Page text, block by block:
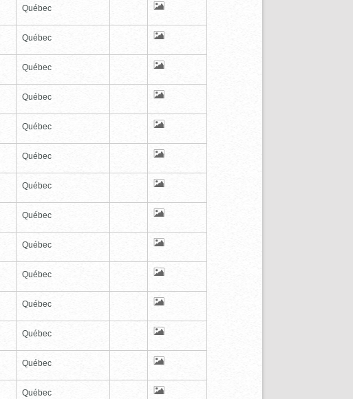
Québec
Québec
Québec
Québec
Québec
Québec
Québec
Québec
Québec
Québec
Québec
Québec
Québec
Québec